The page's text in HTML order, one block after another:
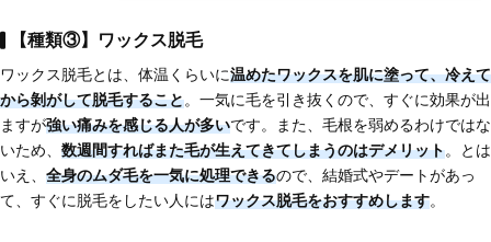
【種類③】ワックス脱毛
ワックス脱毛とは、体温くらいに温めたワックスを肌に塗って、冷えて
から剝がして脱毛すること。一気に毛を引き抜くので、すぐに効果が出
ますが強い痛みを感じる人が多いです。また、毛根を弱めるわけではな
いため、 数週間すればまた毛が生えてきてしまうのはデメリット。とは
いえ、 全身のムダ毛を一気に処理できるので、結婚式やデートがあっ
て、すぐに脱毛をしたい人にはワックス脱毛をおすすめします。